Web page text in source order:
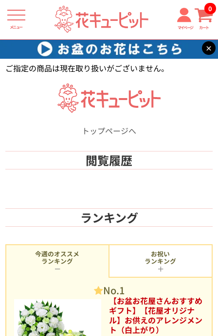
メニュー マイページ カート
0
×
花キューピット 【】
ご指定の商品は現在取り扱いがございません。
トップページへ
閲覧履歴
ランキング
今週のオススメ
ランキング
No.1
【お盆お花屋さんおすすめ
ギフト】【花屋オリジナ
ル】お供えのアレンジメン
ト（白上がり）
お祝い
ランキング